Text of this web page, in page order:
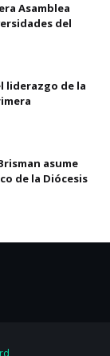
Asamblea
del
liderazgo de la
asume
de la Diócesis